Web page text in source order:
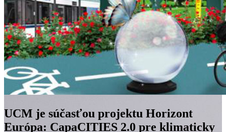
UCM je súčasťou projektu Horizont
Európa: CapaCITIES 2.0 pre klimaticky